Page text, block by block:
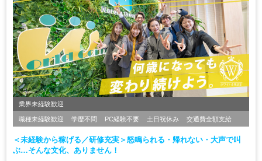
業界未経験歓迎
職種未経験歓迎 学歴不問 PC経験不要 土日祝休み 交通費全額支給
＜未経験から稼げる／研修充実＞怒鳴られる・帰れない・大声で叫
ぶ…そんな文化、ありません！